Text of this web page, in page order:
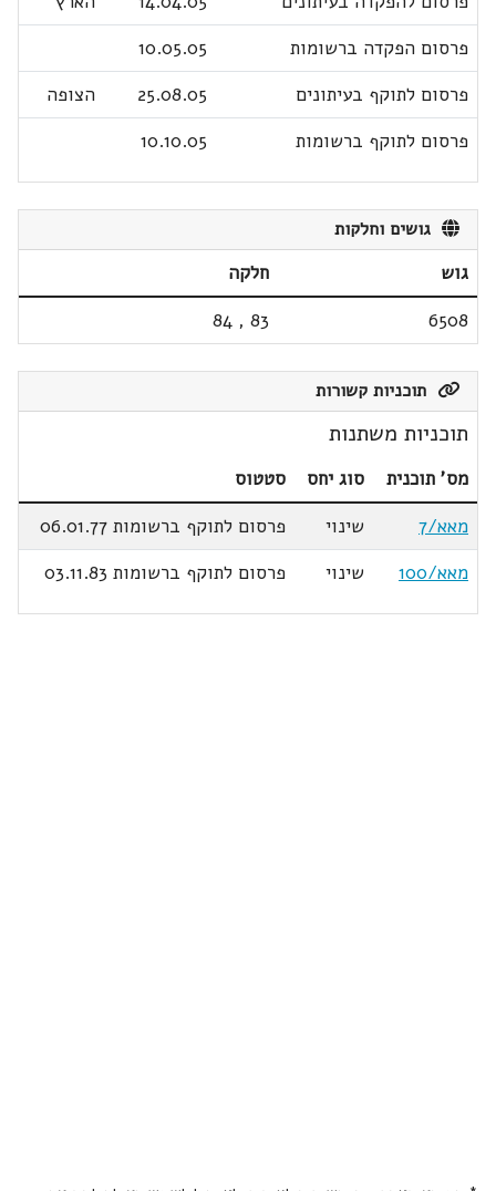
פרסום הפקדה ברשומות
10.05.05
פרסום לתוקף בעיתונים
25.08.05
הצופה
פרסום לתוקף ברשומות
10.10.05
גושים וחלקות
גוש
חלקה
6508
83
,
84
תוכניות קשורות
תוכניות משתנות
מס' תוכנית סוג יחס
סטטוס
מאא/7
שינוי
פרסום לתוקף ברשומות 06.01.77
מאא/100
שינוי פרסום לתוקף ברשומות 03.11.83